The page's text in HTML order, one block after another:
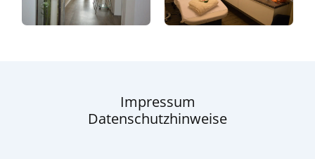
Impressum
Datenschutzhinweise